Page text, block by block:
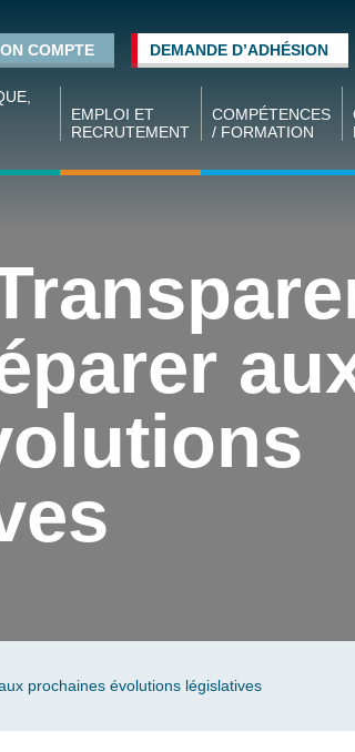
COMPTE DEMANDE D’ADHÉSION
EMPLOI ET
RECRUTEMENT
Forum emploi
Industrie
coopératif
(ACIER)
Chiffres clés des
industries de la
COMPÉTENCES
/ FORMATION
Alternance
demandeurs
d’emplois
Formations
d’ingénieurs
prochaines évolutions législatives